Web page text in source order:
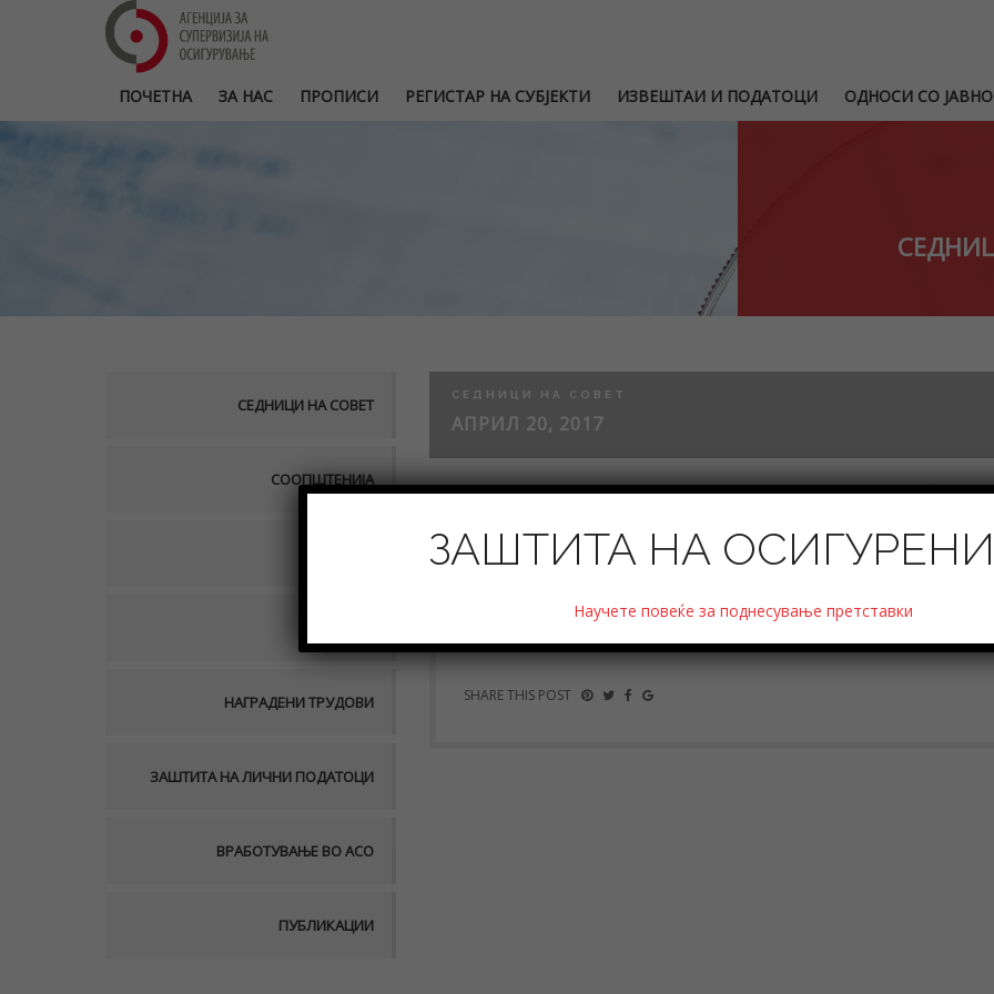
ПОЧЕТНА ЗА НАС ПРОПИСИ РЕГИСТАР НА СУБЈЕКТИ ИЗВЕШТАИ И ПОДАТОЦИ ОДНОСИ СО
СЕДНИЦИ НА СОВЕТ
СООПШТЕНИЈА
НАГРАДЕНИ ТРУДОВИ
ЗАШТИТА НА ЛИЧНИ ПОДАТОЦИ
ВРАБОТУВАЊЕ ВО АСО
ПУБЛИКАЦИИ
СЕДНИЦИ НА СОВЕТ
АПРИЛ 20, 2017
Решение за вршење на функцијата Извршен член на Одборот
SHARE THIS POST
ЗАШТИТА НА
Научете повеќе за поднесување претставки